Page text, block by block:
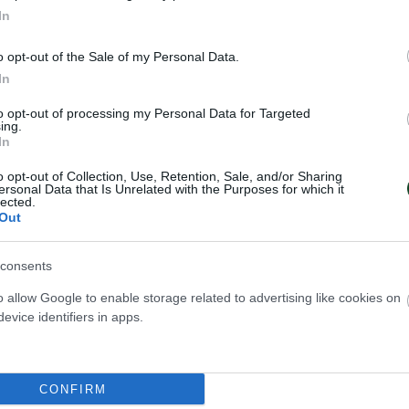
opt-out of the Sale of my Personal Data.
opt-out of processing my Personal Data for Targeted
opt-out of Collection, Use, Retention, Sale, and/or Sharing
Data that Is Unrelated with the Purposes for which it
allow Google to enable storage related to advertising like cookies on
identifiers in apps.
CONFIRM
περισσότεροι από 2.500 οπαδοί του
στον τελικό απέναντι στην Κίντερ Μπολόνια. Τα
τεράστια νίκη με 89-83 κάνοντας τον γύρο του
αντιπάλου.